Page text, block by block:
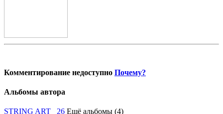
Комментирование недоступно Почему?
Альбомы автора
STRING ART 26 Ещё альбомы (4)